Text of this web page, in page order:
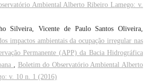
Ambiental Alberto Ribeiro Lamego: v.
Silveira, Vicente de Paulo Santos Oliveira,
impactos ambientais da ocupação irregular nas
Permanente (APP) da Bacia Hidrográfica
Boletim do Observatório Ambiental Alberto
v. 10 n. 1 (2016)